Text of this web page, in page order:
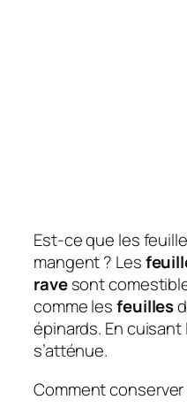
Est-ce que les
mangent ? Les
ravesont
comme lesfeuilles
épinards. En
s’atténue.
Comment conserver